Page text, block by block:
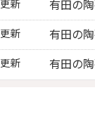
新 有田の陶
新 有田の陶
新 有田の陶